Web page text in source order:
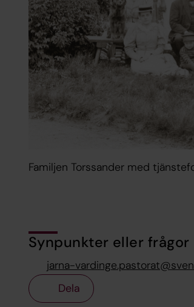
Familjen Torssander med
Synpunkter eller
jarna-
Dela